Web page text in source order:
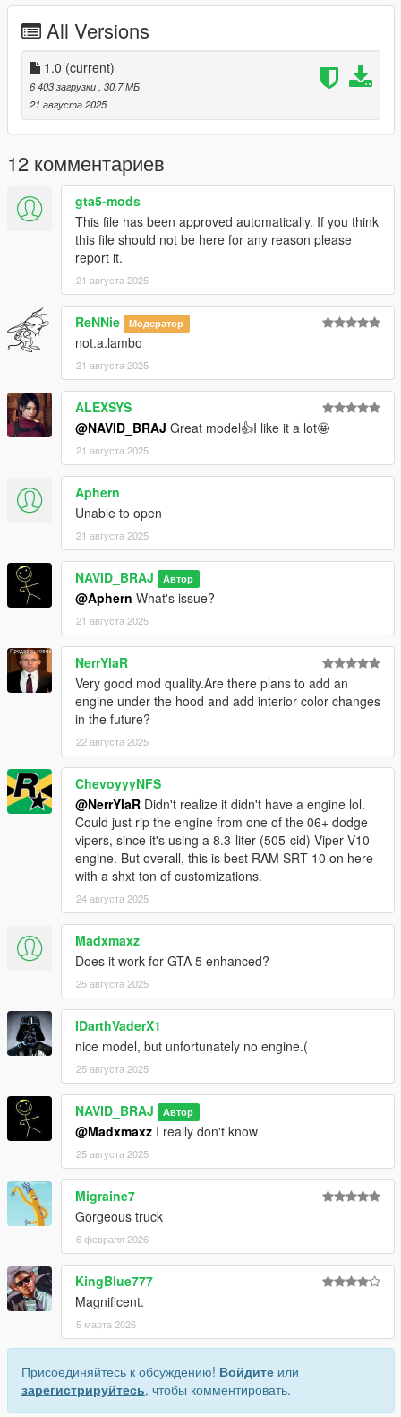
L3 V=6K P=5K
L4 V=1.6K P=1K
Paints:
Body
Lights SEC - DASH - INT
Calipers
Spawn Name :
nbramsrt
Installation instructions :
1. Drag the folder (nbramsrt) into dlcpacks
(mods>update>x64>dlcpacks)
2. Edit dlclist (mods>update>update.rpf>common>data>) and
add this line under the previous line:
<Item>dlcpacks:/nbramsrt/</Item>
3. Save dlclist.xml and enjoy
All Versions
1.0 (current)
6 403 загрузки , 30,7 МБ
21 августа 2025
12 комментариев
gta5-mods
This file has been approved automatically. If you think
this file should not be here for any reason please
report it.
21 августа 2025
ReNNie Модератор
not.a.lambo
21 августа 2025
ALEXSYS
@NAVID_BRAJ Great model👍I like it a lot🤩
21 августа 2025
Aphern
Unable to open
21 августа 2025
NAVID_BRAJ Автор
@Aphern What's issue?
21 августа 2025
NerrYlaR
Very good mod quality.Are there plans to add an
engine under the hood and add interior color changes
in the future?
22 августа 2025
ChevoyyyNFS
@NerrYlaR Didn't realize it didn't have a engine lol.
Could just rip the engine from one of the 06+ dodge
vipers, since it's using a 8.3-liter (505-cid) Viper V10
engine. But overall, this is best RAM SRT-10 on here
with a shxt ton of customizations.
24 августа 2025
Madxmaxz
Does it work for GTA 5 enhanced?
25 августа 2025
IDarthVaderX1
nice model, but unfortunately no engine.(
25 августа 2025
NAVID_BRAJ Автор
@Madxmaxz I really don't know
25 августа 2025
Migraine7
Gorgeous truck
6 февраля 2026
KingBlue777
Magnificent.
5 марта 2026
Присоединяйтесь к обсуждению! Войдите или
зарегистрируйтесь, чтобы комментировать.